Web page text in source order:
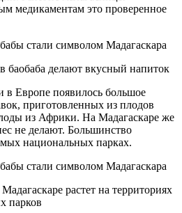
медикаментам это проверенное
баобаба делают вкусный напиток
в Европе появилось большое
приготовленных из плодов
из Африки. На Мадагаскаре же
не делают. Большинство
национальных парках.
растет на территориях
парков